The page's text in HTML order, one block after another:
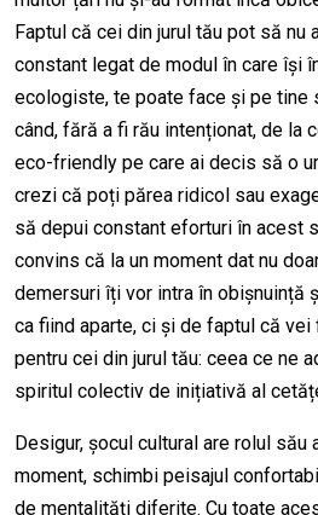
Faptul că cei din jurul tău pot să nu
constant legat de modul în care își
ecologiste, te poate face și pe tine
când, fără a fi rău intenționat, de la
eco-friendly pe care ai decis să o
crezi că poți părea ridicol sau
să depui constant eforturi în acest
convins că la un moment dat nu
demersuri îți vor intra în obișnuință
ca fiind aparte, ci și de faptul că
pentru cei din jurul tău: ceea ce ne
spiritul colectiv de inițiativă al
Desigur, șocul cultural are rolul său
moment, schimbi peisajul
de mentalități diferite. Cu toate